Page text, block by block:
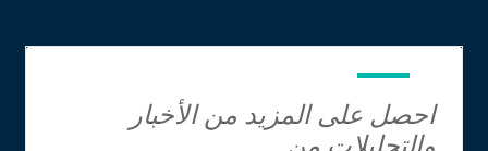
احصل على المزيد من الأخبار
والتحليلات من